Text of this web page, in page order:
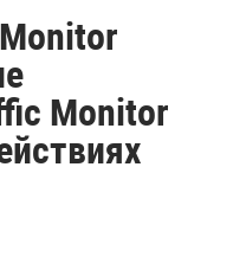
Monitor